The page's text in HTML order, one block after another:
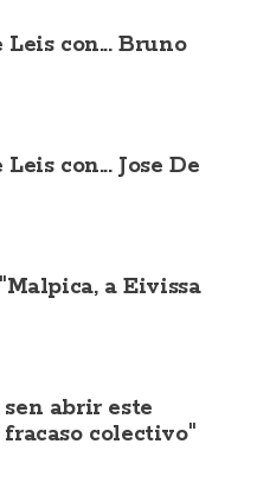
con... Bruno
con... Jose De
a Eivissa
abrir este
colectivo"